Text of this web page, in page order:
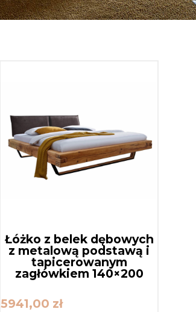
Łóżko z belek dębowych
z metalową podstawą i
tapicerowanym
zagłówkiem 140×200
5941,00 zł